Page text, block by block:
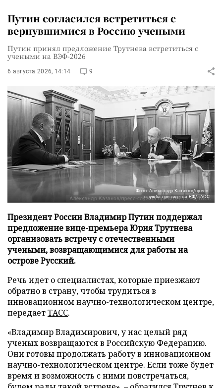
Путин согласился встретиться с
вернувшимися в Россию учеными
Путин принял предложение Трутнева встретиться с
учеными на ВЭФ-2026
6 августа 2026, 14:14 9
Фото: Александр Казаков/пресс-
служба президента РФ/ТАСС
Президент России Владимир Путин поддержал
предложение вице-премьера Юрия Трутнева
организовать встречу с отечественными
учеными, возвращающимися для работы на
острове Русский.
Речь идет о специалистах, которые приезжают
обратно в страну, чтобы трудиться в
инновационном научно-технологическом центре,
передаетТАСС.
«Владимир Владимирович, у нас целый ряд
ученых возвращаются в Российскую Федерацию.
Они готовы продолжать работу в инновационном
научно-технологическом центре. Если тоже будет
время и возможность с ними повстречаться,